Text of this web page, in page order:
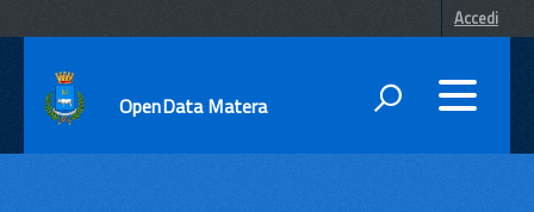
Accedi
OpenData Matera